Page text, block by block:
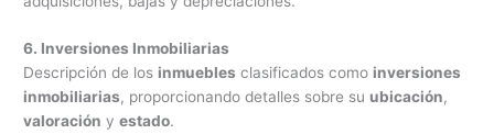
6. Inversiones Inmobiliarias
Descripción de los inmuebles clasificados como inversiones
inmobiliarias, proporcionando detalles sobre su ubicación,
valoración yestado.